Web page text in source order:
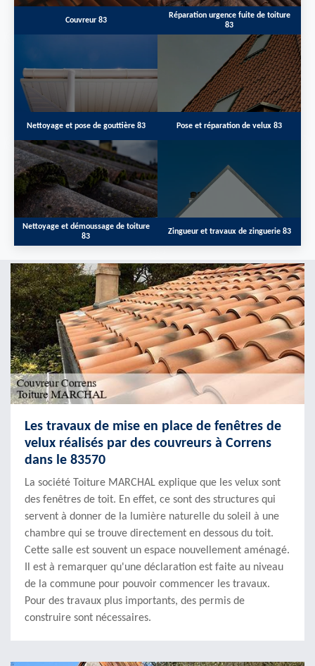
Couvreur 83
Réparation urgence fuite de toiture
83
Nettoyage et pose de gouttière 83 Pose et réparation de velux 83
Nettoyage et démoussage de toiture
83
Zingueur et travaux de zinguerie 83
Les travaux de mise en place de fenêtres de
velux réalisés par des couvreurs à Correns
dans le 83570
La société Toiture MARCHAL explique que les velux sont
des fenêtres de toit. En effet, ce sont des structures qui
servent à donner de la lumière naturelle du soleil à une
chambre qui se trouve directement en dessous du toit.
Cette salle est souvent un espace nouvellement aménagé.
Il est à remarquer qu'une déclaration est faite au niveau
de la commune pour pouvoir commencer les travaux.
Pour des travaux plus importants, des permis de
construire sont nécessaires.